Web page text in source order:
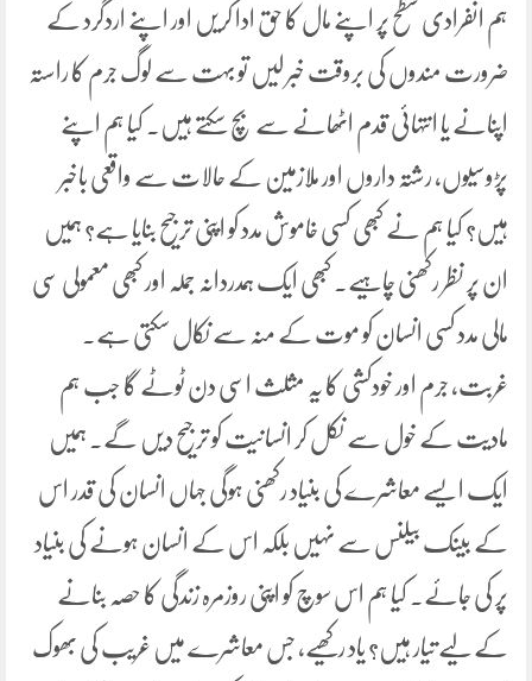
ہم انفرادی سطح پر اپنے مال کا حق ادا کریں اور اپنے اردگرد کے
ضرورت مندوں کی بروقت خبر لیں تو بہت سے لوگ جرم کا راستہ
اپنانے یا انتہائی قدم اٹھانے سے بچ سکتے ہیں۔ کیا ہم اپنے
پڑوسیوں، رشتہ داروں اور ملازمین کے حالات سے واقعی باخبر
ہیں؟ کیا ہم نے کبھی کسی خاموش مدد کو اپنی ترجیح بنایا ہے؟ ہمیں
ان پر نظر رکھنی چاہیے۔ کبھی ایک ہمدردانہ جملہ اور کبھی معمولی سی
مالی مدد کسی انسان کو موت کے منہ سے نکال سکتی ہے۔
غربت، جرم اور خودکشی کا یہ مثلث اسی دن ٹوٹے گا جب ہم
مادیت کے خول سے نکل کر انسانیت کو ترجیح دیں گے۔ ہمیں
ایک ایسے معاشرے کی بنیاد رکھنی ہوگی جہاں انسان کی قدر اس
کے بینک بیلنس سے نہیں بلکہ اس کے انسان ہونے کی بنیاد
پر کی جائے۔ کیا ہم اس سوچ کو اپنی روزمرہ زندگی کا حصہ بنانے
کے لیے تیار ہیں؟ یاد رکھیے، جس معاشرے میں غریب کی بھوک